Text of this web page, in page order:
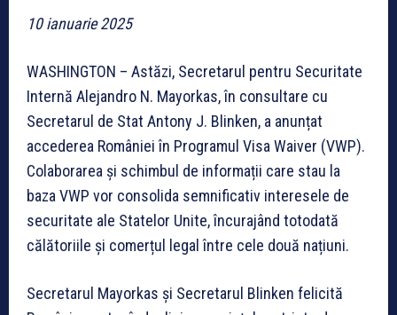
10 ianuarie 2025
WASHINGTON – Astăzi, Secretarul pentru Securitate
Internă Alejandro N. Mayorkas, în consultare cu
Secretarul de Stat Antony J. Blinken, a anunțat
accederea României în Programul Visa Waiver (VWP).
Colaborarea și schimbul de informații care stau la
baza VWP vor consolida semnificativ interesele de
securitate ale Statelor Unite, încurajând totodată
călătoriile și comerțul legal între cele două națiuni.
Secretarul Mayorkas și Secretarul Blinken felicită